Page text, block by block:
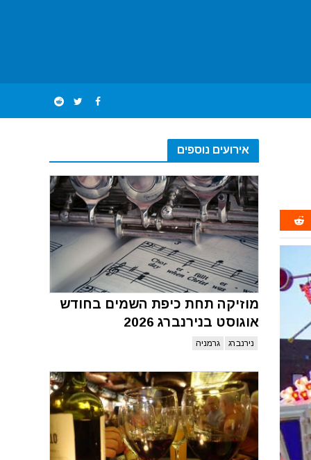
אירועים נוספים
מוזיקה תחת כיפת השמים בחודש
אוגוסט בנירנברג 2026
נירנברג גרמניה